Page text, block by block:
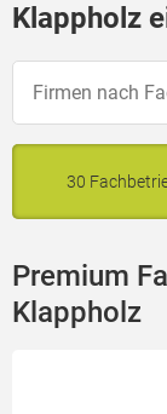
Klappholz
30
Premium
Klappholz